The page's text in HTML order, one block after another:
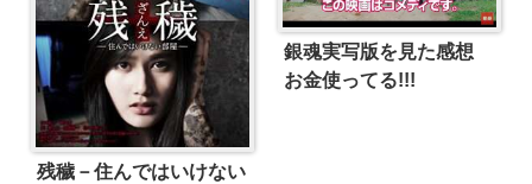
残穢－住んではいけない
銀魂実写版を見た感想
お金使ってる!!!